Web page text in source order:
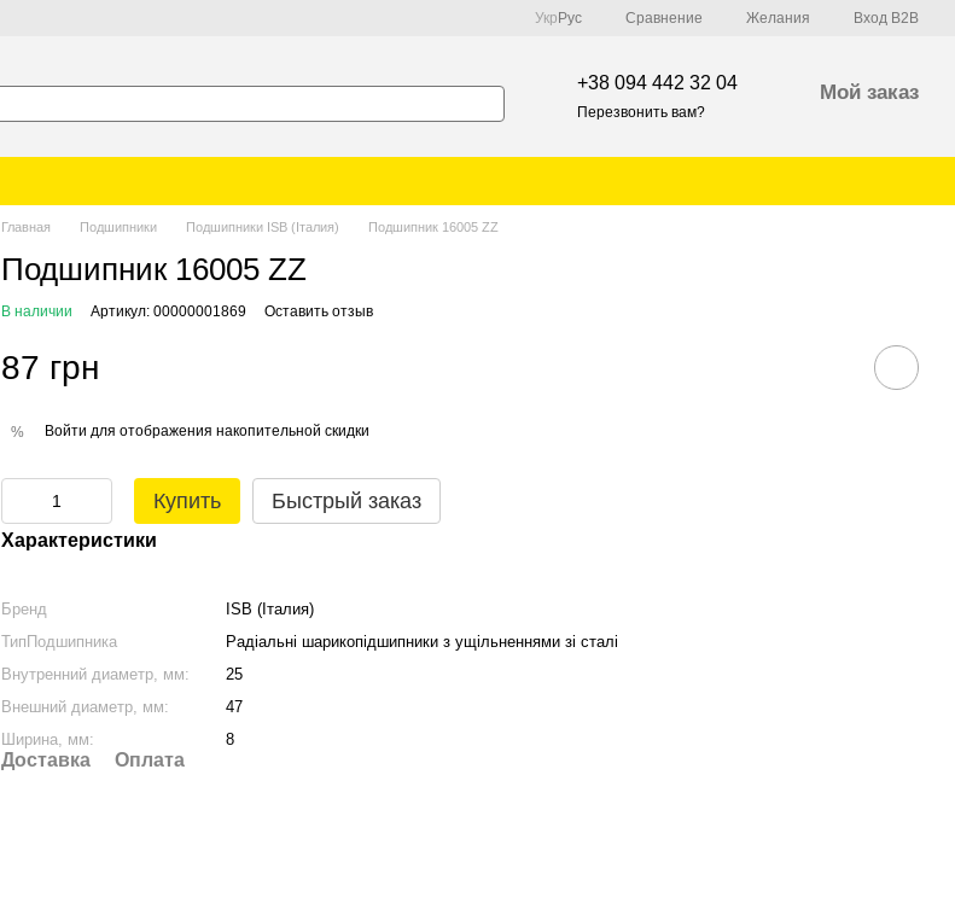
Укр Рус Сравнение Желания Вход B2B
+38 094 442 32 04
Перезвонить вам?
Мой заказ
Главная Подшипники Подшипники ISB (Італия) Подшипник 16005 ZZ
Подшипник 16005 ZZ
В наличии Артикул: 00000001869 Оставить отзыв
87 грн
% Войти для отображения накопительной скидки
Купить Быстрый заказ
Характеристики
Бренд
ISB (Італия)
ТипПодшипника
Радіальні шарикопідшипники з ущільненнями зі сталі
Внутренний диаметр, мм:
25
Внешний диаметр, мм:
47
Ширина, мм:
8
Доставка Оплата